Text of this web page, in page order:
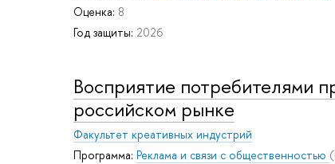
Оценка: 8
Год защиты: 2026
Восприятие потребителями
российском рынке
Факультет креативных индустрий
Программа: Реклама и связи с общественностью